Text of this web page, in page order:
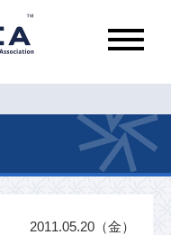
メ
ュ
2011.05.20（金）